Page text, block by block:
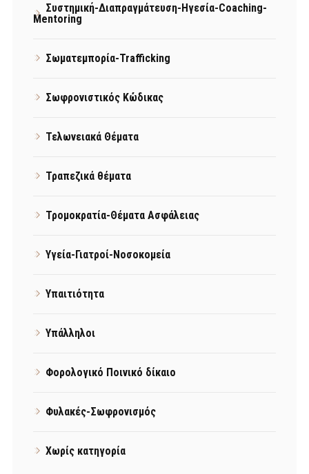
Συστημική-Διαπραγμάτευση-Ηγεσία-Coaching-
Mentoring
Σωματεμπορία-Trafficking
Σωφρονιστικός Κώδικας
Τελωνειακά Θέματα
Τραπεζικά θέματα
Τρομοκρατία-Θέματα Ασφάλειας
Υγεία-Γιατροί-Νοσοκομεία
Υπαιτιότητα
Υπάλληλοι
Φορολογικό Ποινικό δίκαιο
Φυλακές-Σωφρονισμός
Χωρίς κατηγορία